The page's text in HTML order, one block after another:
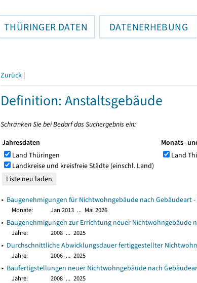
THÜRINGER DATEN DATENERHEBUNG
Zurück |
Definition: Anstaltsgebäude
Schränken Sie bei Bedarf das Suchergebnis ein:
Jahresdaten
Monats-
Land Thüringen
Landkreise und kreisfreie Städte (einschl. Land)
Land
▸ Baugenehmigungen für Nichtwohngebäude nach Gebäudeart
Monate: Jan 2013 ... Mai 2026
▸ Baugenehmigungen zur Errichtung neuer Nichtwohngebäude
Jahre: 2008 ... 2025
▸ Durchschnittliche Abwicklungsdauer fertiggestellter
Jahre: 2006 ... 2025
▸ Baufertigstellungen neuer Nichtwohngebäude nach
Jahre: 2008 ... 2025